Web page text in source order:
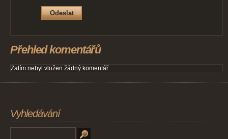
Přehled komentářů
Zatím nebyl vložen žádný komentář
Vyhledávání